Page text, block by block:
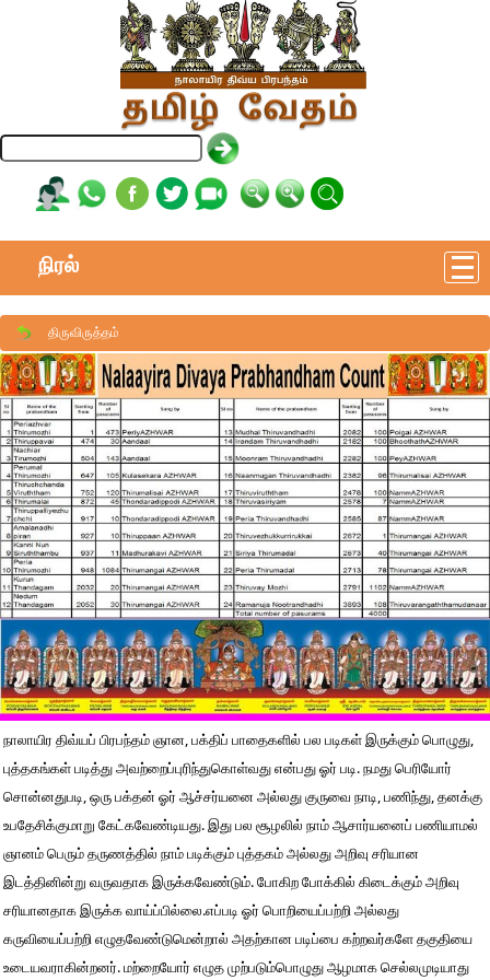
நிரல்
திருவிருத்தம்
நாலாயிர திவ்யப் பிரபந்தம் ஞான, பக்திப் பாதைகளில் பல படிகள் இருக்கும் பொழுது,
புத்தகங்கள் படித்து அவற்றைப்புரிந்துகொள்வது என்பது ஓர் படி. நமது பெரியோர்
சொன்னதுபடி, ஒரு பக்தன் ஓர் ஆச்சர்யனை அல்லது குருவை நாடி, பணிந்து, தனக்கு
உபதேசிக்குமாறு கேட்கவேண்டியது. இது பல சூழலில் நாம் ஆசார்யனைப் பணியாமல்
ஞானம் பெரும் தருணத்தில் நாம் படிக்கும் புத்தகம் அல்லது அறிவு சரியான
இடத்தினின்று வருவதாக இருக்கவேண்டும். போகிற போக்கில் கிடைக்கும் அறிவு
சரியானதாக இருக்க வாய்ப்பில்லை.எப்படி ஓர் பொறியைப்பற்றி அல்லது
கருவியைப்பற்றி எழுதவேண்டுமென்றால் அதற்கான படிப்பை கற்றவர்களே தகுதியை
உடையவராகின்றனர். மற்றையோர் எழுத முற்படும்பொழுது ஆழமாக செல்லமுடியாது